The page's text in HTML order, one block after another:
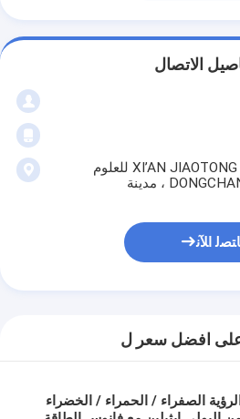
الاتصال
رقم 5A-5،6 # مبنى جامعة XI’AN JIAOTONG للعلوم
والتكنولوجيا ، منطقة DONGCHANGFU ، مدينة
ﺍﻶﻧ
افضل سعر ل
الرؤية الصفراء / الحمراء / الخضراء